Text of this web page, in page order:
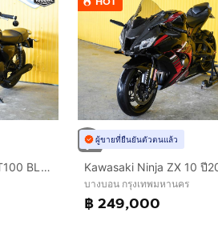
Triumph Bonneville T100 BLACK ปี 2018 ฟรีดาวน์ ออกรถใช้เงิน 0 บาท
ผู้ขายที่ยืนยันตัวตนแล้ว
บางบอน กรุงเทพมหานคร
฿ 249,000